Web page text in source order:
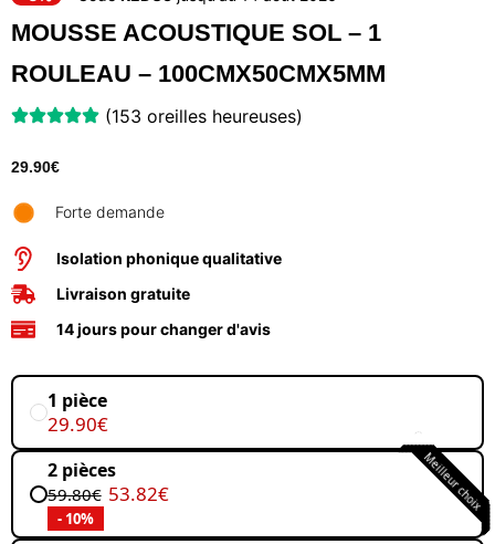
MOUSSE ACOUSTIQUE SOL – 1
ROULEAU – 100CMX50CMX5MM
(153 oreilles heureuses)
29.90€
Forte demande
Isolation phonique qualitative
Livraison gratuite
14 jours pour changer d'avis
1 pièce
29.90€
Meilleur choix
2 pièces
59.80€ 53.82€
- 10%